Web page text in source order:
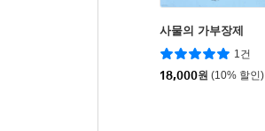
사물의 가부장제
1건
18,000원 (10% 할인)